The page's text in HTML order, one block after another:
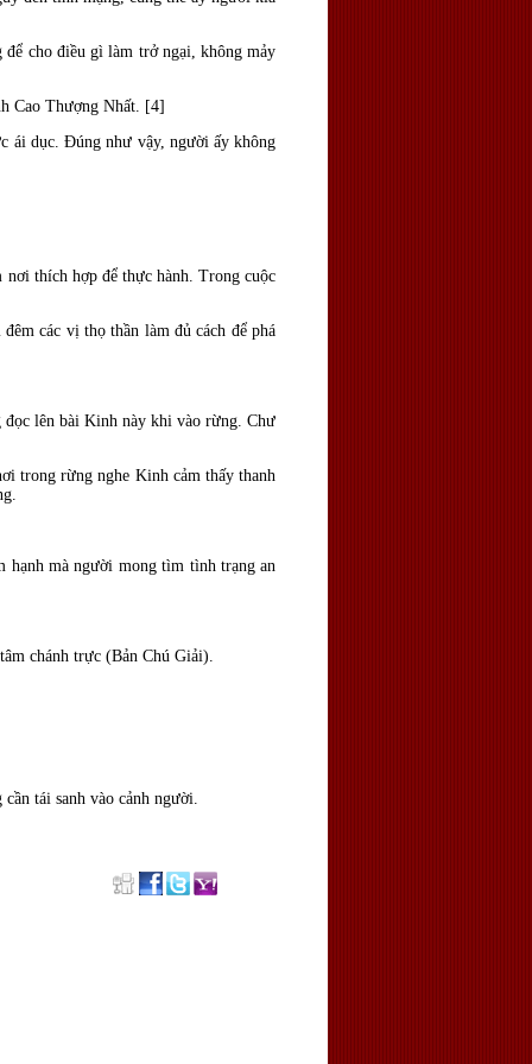
cho điều gì làm trở ngại, không mảy
Cao Thượng Nhất. [4]
ái dục. Đúng như vậy, người ấy không
thích hợp để thực hành. Trong cuộc
các vị thọ thần làm đủ cách để phá
lên bài Kinh này khi vào rừng. Chư
trong rừng nghe Kinh cảm thấy thanh
hạnh mà người mong tìm tình trạng an
chánh trực (Bản Chú Giải).
tái sanh vào cảnh người.